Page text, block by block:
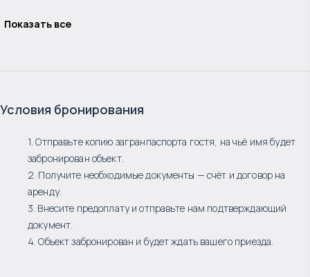
Показать все
Условия бронирования
1. Отправьте копию загранпаспорта гостя, на чьё имя будет
забронирован объект.
2. Получите необходимые документы — счёт и договор на
аренду.
3. Внесите предоплату и отправьте нам подтверждающий
документ.
4. Объект забронирован и будет ждать вашего приезда.